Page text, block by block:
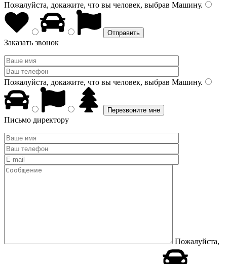
Пожалуйста, докажите, что вы человек, выбрав Машину.
Заказать звонок
Пожалуйста, докажите, что вы человек, выбрав Машину.
Письмо директору
Пожалуйста,